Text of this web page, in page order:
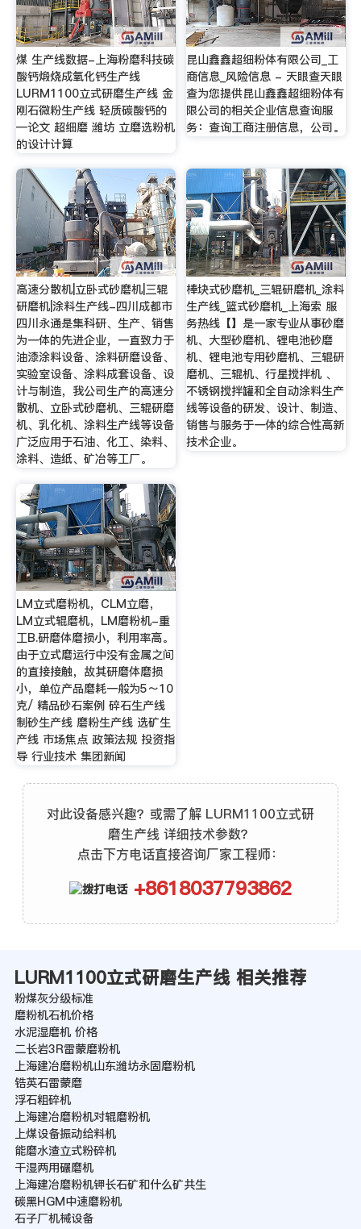
煤 生产线数据-上海粉磨科技碳
酸钙煅烧成氧化钙生产线
LURM1100立式研磨生产线 金
刚石微粉生产线 轻质碳酸钙的
—论文 超细磨 潍坊 立磨选粉机
的设计计算
昆山鑫鑫超细粉体有限公司_工
商信息_风险信息 - 天眼查天眼
查为您提供昆山鑫鑫超细粉体有
限公司的相关企业信息查询服
务：查询工商注册信息，公司。
高速分散机|立卧式砂磨机|三辊
研磨机|涂料生产线-四川成都市
四川永通是集科研、生产、销售
为一体的先进企业，一直致力于
油漆涂料设备、涂料研磨设备、
实验室设备、涂料成套设备、设
计与制造，我公司生产的高速分
散机、立卧式砂磨机、三辊研磨
机、乳化机、涂料生产线等设备
广泛应用于石油、化工、染料、
涂料、造纸、矿冶等工厂。
棒块式砂磨机_三辊研磨机_涂料
生产线_篮式砂磨机_上海索 服
务热线【】是一家专业从事砂磨
机、大型砂磨机、锂电池砂磨
机、锂电池专用砂磨机、三辊研
磨机、三辊机、行星搅拌机 、
不锈钢搅拌罐和全自动涂料生产
线等设备的研发、设计、制造、
销售与服务于一体的综合性高新
技术企业。
LM立式磨粉机，CLM立磨，
LM立式辊磨机，LM磨粉机-重
工B.研磨体磨损小，利用率高。
由于立式磨运行中没有金属之间
的直接接触，故其研磨体磨损
小，单位产品磨耗一般为5～10
克/ 精品砂石案例 碎石生产线
制砂生产线 磨粉生产线 选矿生
产线 市场焦点 政策法规 投资指
导 行业技术 集团新闻
对此设备感兴趣？或需了解 LURM1100立式研
磨生产线 详细技术参数？
点击下方电话直接咨询厂家工程师：
+8618037793862
LURM1100立式研磨生产线 相关推荐
粉煤灰分级标准
磨粉机石机价格
水泥湿磨机 价格
二长岩3R雷蒙磨粉机
上海建冶磨粉机山东潍坊永固磨粉机
锆英石雷蒙磨
浮石粗碎机
上海建冶磨粉机对辊磨粉机
上煤设备振动给料机
能磨水渣立式粉碎机
干湿两用碾磨机
上海建冶磨粉机钾长石矿和什么矿共生
碳黑HGM中速磨粉机
石子厂机械设备